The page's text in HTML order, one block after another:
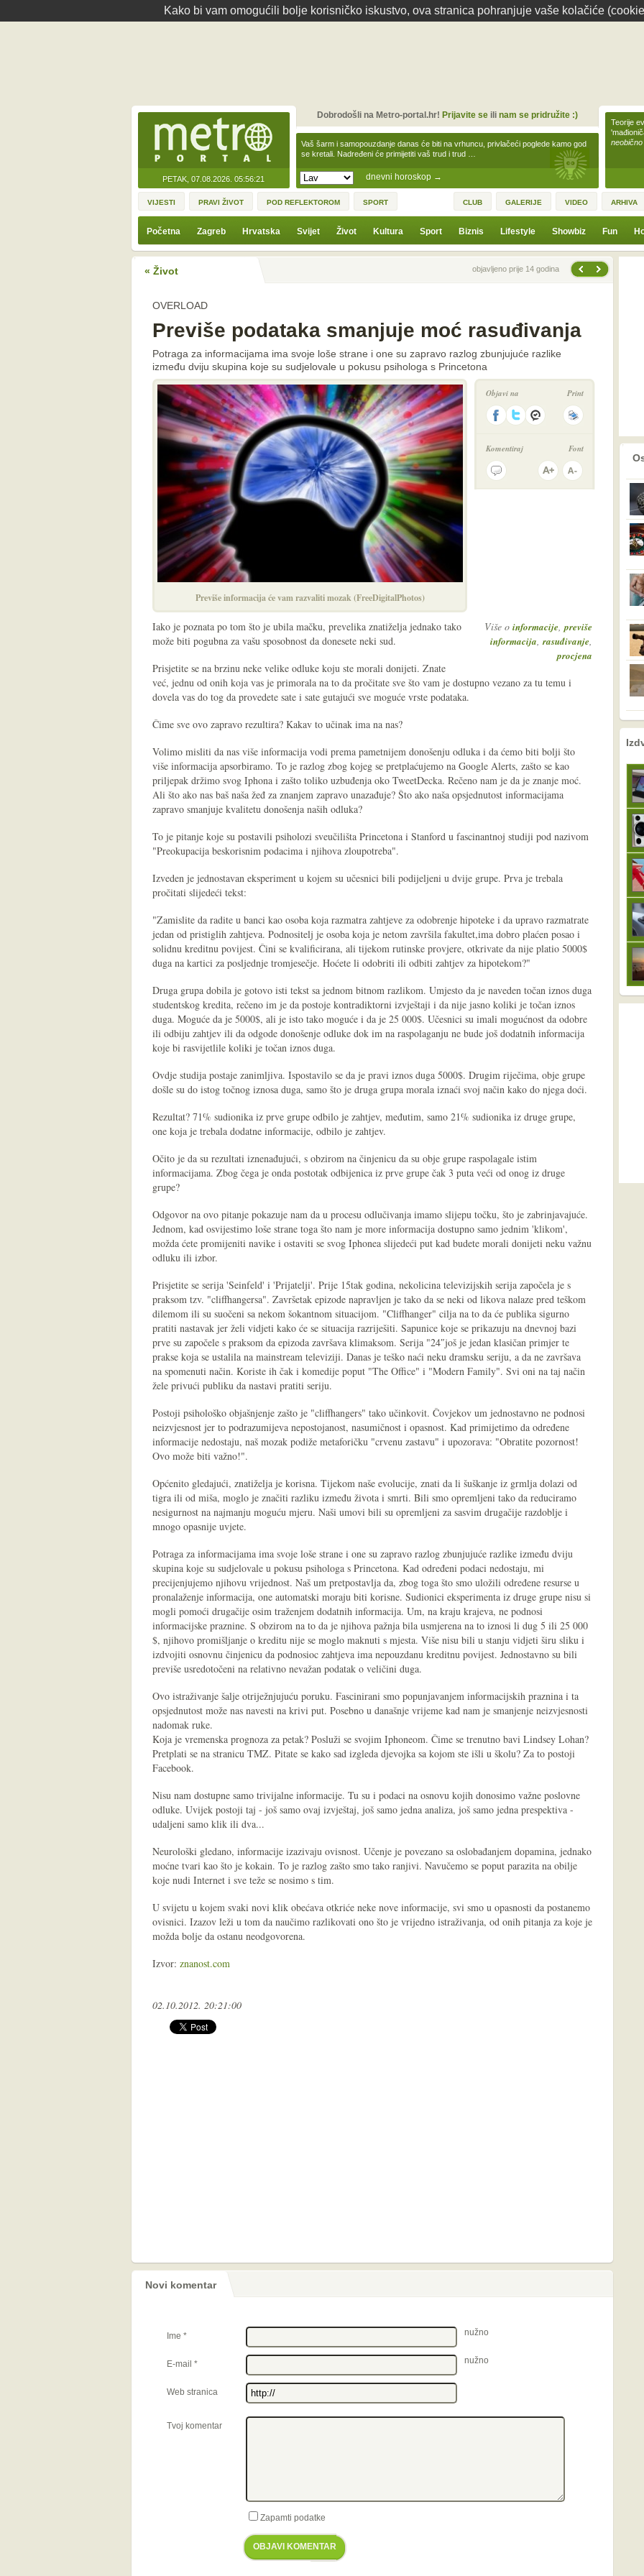
Kako bi vam omogućili bolje korisničko iskustvo, ova stranica pohranjuje vaše kolačiće
PETAK, 07.08.2026. 05:56:21 dnevni horoskop →
Vaš šarm i samopouzdanje danas će biti na vrhuncu, privlačeći poglede kamo god
se kretali. Nadređeni će primijetiti vaš trud i trud …
Dobrodošli na Metro-portal.hr! Prijavite seili nam se pridružite :)
Teorije
VIJESTI PRAVI ŽIVOT POD REFLEKTOROM SPORT CLUB GALERIJE VIDEO ARHIVA
Početna Zagreb Hrvatska Svijet Život Kultura Sport Biznis Lifestyle Showbiz Fun
« Život objavljeno prije 14 godina
OVERLOAD
Previše podataka smanjuje moć rasuđivanja
Potraga za informacijama ima svoje loše strane i one su zapravo razlog zbunjujuće razlike
između dviju skupina koje su sudjelovale u pokusu psihologa s Princetona
Previše informacija će vam razvaliti mozak (FreeDigitalPhotos)
Objavi na Print
Komentiraj Font
Više o informacije,previše
informacija,rasuđivanje,
procjena
Iako je poznata po tom što je ubila mačku, prevelika znatiželja jednako tako
može biti pogubna za vašu sposobnost da donesete neki sud.
Prisjetite se na brzinu neke velike odluke koju ste morali donijeti. Znate
već, jednu od onih koja vas je primorala na to da pročitate sve što vam je dostupno vezano za tu temu i
dovela vas do tog da provedete sate i sate gutajući sve moguće vrste podataka.
Čime sve ovo zapravo rezultira? Kakav to učinak ima na nas?
Volimo misliti da nas više informacija vodi prema pametnijem donošenju odluka i da ćemo biti bolji što
više informacija apsorbiramo. To je razlog zbog kojeg se pretplaćujemo na Google Alerts, zašto se kao
priljepak držimo svog Iphona i zašto toliko uzbuđenja oko TweetDecka. Rečeno nam je da je znanje moć.
Ali što ako nas baš naša žeđ za znanjem zapravo unazađuje? Što ako naša opsjednutost informacijama
zapravo smanjuje kvalitetu donošenja naših odluka?
To je pitanje koje su postavili psiholozi sveučilišta Princetona i Stanford u fascinantnoj studiji pod nazivom
"Preokupacija beskorisnim podacima i njihova zloupotreba".
Izveden je jednostavan eksperiment u kojem su učesnici bili podijeljeni u dvije grupe. Prva je trebala
pročitati slijedeći tekst:
"Zamislite da radite u banci kao osoba koja razmatra zahtjeve za odobrenje hipoteke i da upravo razmatrate
jedan od pristiglih zahtjeva. Podnositelj je osoba koja je netom završila fakultet,ima dobro plaćen posao i
solidnu kreditnu povijest. Čini se kvalificirana, ali tijekom rutinske provjere, otkrivate da nije platio 5000$
duga na kartici za posljednje tromjesečje. Hoćete li odobriti ili odbiti zahtjev za hipotekom?"
Druga grupa dobila je gotovo isti tekst sa jednom bitnom razlikom. Umjesto da je naveden točan iznos duga
studentskog kredita, rečeno im je da postoje kontradiktorni izvještaji i da nije jasno koliki je točan iznos
duga. Moguće da je 5000$, ali je isto tako moguće i da je 25 000$. Učesnici su imali mogućnost da odobre
ili odbiju zahtjev ili da odgode donošenje odluke dok im na raspolaganju ne bude još dodatnih informacija
koje bi rasvijetlile koliki je točan iznos duga.
Ovdje studija postaje zanimljiva. Ispostavilo se da je pravi iznos duga 5000$. Drugim riječima, obje grupe
došle su do istog točnog iznosa duga, samo što je druga grupa morala iznaći svoj način kako do njega doći.
Rezultat? 71% sudionika iz prve grupe odbilo je zahtjev, međutim, samo 21% sudionika iz druge grupe,
one koja je trebala dodatne informacije, odbilo je zahtjev.
Očito je da su rezultati iznenađujući, s obzirom na činjenicu da su obje grupe raspolagale istim
informacijama. Zbog čega je onda postotak odbijenica iz prve grupe čak 3 puta veći od onog iz druge
grupe?
Odgovor na ovo pitanje pokazuje nam da u procesu odlučivanja imamo slijepu točku, što je zabrinjavajuće.
Jednom, kad osvijestimo loše strane toga što nam je more informacija dostupno samo jednim 'klikom',
možda ćete promijeniti navike i ostaviti se svog Iphonea slijedeći put kad budete morali donijeti neku važnu
odluku ili izbor.
Prisjetite se serija 'Seinfeld' i 'Prijatelji'. Prije 15tak godina, nekolicina televizijskih serija započela je s
praksom tzv. "cliffhangersa". Završetak epizode napravljen je tako da se neki od likova nalaze pred teškom
dilemom ili su suočeni sa nekom šokantnom situacijom. "Cliffhanger" cilja na to da će publika sigurno
pratiti nastavak jer želi vidjeti kako će se situacija razriješiti. Sapunice koje se prikazuju na dnevnoj bazi
prve su započele s praksom da epizoda završava klimaksom. Serija "24″još je jedan klasičan primjer te
prakse koja se ustalila na mainstream televiziji. Danas je teško naći neku dramsku seriju, a da ne završava
na spomenuti način. Koriste ih čak i komedije poput "The Office" i "Modern Family". Svi oni na taj način
žele privući publiku da nastavi pratiti seriju.
Postoji psihološko objašnjenje zašto je "cliffhangers" tako učinkovit. Čovjekov um jednostavno ne podnosi
neizvjesnost jer to podrazumijeva nepostojanost, nasumičnost i opasnost. Kad primijetimo da određene
informacije nedostaju, naš mozak podiže metaforičku "crvenu zastavu" i upozorava: "Obratite pozornost!
Ovo može biti važno!".
Općenito gledajući, znatiželja je korisna. Tijekom naše evolucije, znati da li šuškanje iz grmlja dolazi od
tigra ili od miša, moglo je značiti razliku između života i smrti. Bili smo opremljeni tako da reduciramo
nesigurnost na najmanju moguću mjeru. Naši umovi bili su opremljeni za sasvim drugačije razdoblje i
mnogo opasnije uvjete.
Potraga za informacijama ima svoje loše strane i one su zapravo razlog zbunjujuće razlike između dviju
skupina koje su sudjelovale u pokusu psihologa s Princetona. Kad određeni podaci nedostaju, mi
precijenjujemo njihovu vrijednost. Naš um pretpostavlja da, zbog toga što smo uložili određene resurse u
pronalaženje informacija, one automatski moraju biti korisne. Sudionici eksperimenta iz druge grupe nisu si
mogli pomoći drugačije osim traženjem dodatnih informacija. Um, na kraju krajeva, ne podnosi
informacijske praznine. S obzirom na to da je njihova pažnja bila usmjerena na to iznosi li dug 5 ili 25 000
$, njihovo promišljanje o kreditu nije se moglo maknuti s mjesta. Više nisu bili u stanju vidjeti širu sliku i
izdvojiti osnovnu činjenicu da podnosioc zahtjeva ima nepouzdanu kreditnu povijest. Jednostavno su bili
previše usredotočeni na relativno nevažan podatak o veličini duga.
Ovo istraživanje šalje otriježnjujuću poruku. Fascinirani smo popunjavanjem informacijskih praznina i ta
opsjednutost može nas navesti na krivi put. Posebno u današnje vrijeme kad nam je smanjenje neizvjesnosti
nadomak ruke.
Koja je vremenska prognoza za petak? Posluži se svojim Iphoneom. Čime se trenutno bavi Lindsey Lohan?
Pretplati se na stranicu TMZ. Pitate se kako sad izgleda djevojka sa kojom ste išli u školu? Za to postoji
Facebook.
Nisu nam dostupne samo trivijalne informacije. Tu su i podaci na osnovu kojih donosimo važne poslovne
odluke. Uvijek postoji taj - još samo ovaj izvještaj, još samo jedna analiza, još samo jedna prespektiva -
udaljeni samo klik ili dva...
Neurološki gledano, informacije izazivaju ovisnost. Učenje je povezano sa oslobađanjem dopamina, jednako
moćne tvari kao što je kokain. To je razlog zašto smo tako ranjivi. Navučemo se poput parazita na obilje
koje nudi Internet i sve teže se nosimo s tim.
U svijetu u kojem svaki novi klik obećava otkriće neke nove informacije, svi smo u opasnosti da postanemo
ovisnici. Izazov leži u tom da naučimo razlikovati ono što je vrijedno istraživanja, od onih pitanja za koje je
možda bolje da ostanu neodgovorena.
Izvor: znanost.com
02.10.2012. 20:21:00
Novi komentar
Ime * nužno
E-mail * nužno
Web stranica
Tvoj komentar
Zapamti podatke
OBJAVI KOMENTAR
prethodno
nema prethodne
sljedeće